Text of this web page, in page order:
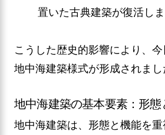
置いた古典建築が復活しま
こうした歴史的影響により、
地中海建築様式が形成されまし
地中海建築の基本要素：形態
地中海建築は、形態と機能を